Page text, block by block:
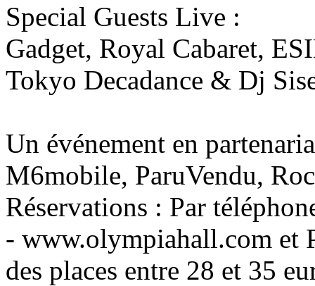
Special Guests Live :
Gadget, Royal Cabaret,
Tokyo Decadance & Dj
Un événement en
M6mobile, ParuVendu,
Réservations : Par
- www.olympiahall.com et
des places entre 28 et 35